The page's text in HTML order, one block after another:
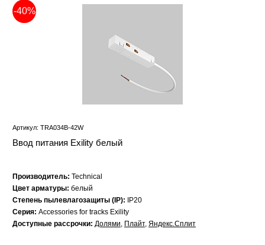
-40%
Артикул: TRA034B-42W
Ввод питания Exility белый
Производитель: Technical
Цвет арматуры: белый
Степень пылевлагозащиты (IP):
IP20
Серия: Accessories for tracks Exility
Доступные рассрочки: Долями, Плайт, Яндекс.Сплит